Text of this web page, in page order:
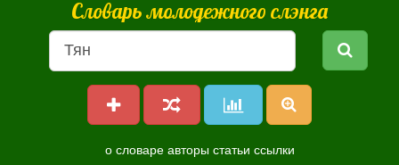
Словарь молодежного слэнга
о словаре авторы статьи ссылки